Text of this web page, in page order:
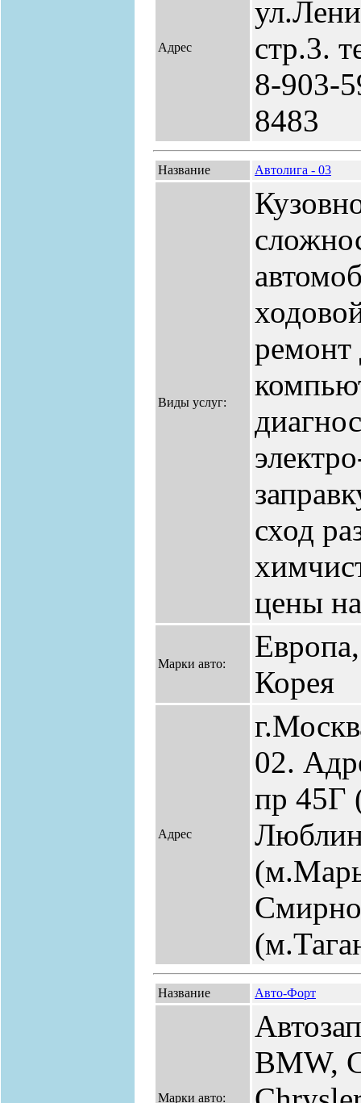
Адрес
стр.3.
8-903-
8483
Название Автолига - 03
Виды услуг:
ремонт
сход
цены
Марки авто:
Корея
Адрес
02.
пр 45Г
Название Авто-Форт
Марки авто:
BMW,